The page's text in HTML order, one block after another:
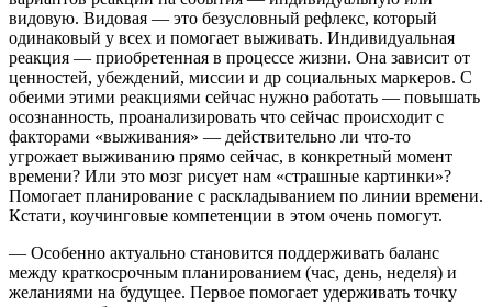
видовую. Видовая — это безусловный рефлекс, который
одинаковый у всех и помогает выживать. Индивидуальная
реакция — приобретенная в процессе жизни. Она зависит от
ценностей, убеждений, миссии и др социальных маркеров. С
обеими этими реакциями сейчас нужно работать — повышать
осознанность, проанализировать что сейчас происходит с
факторами «выживания» — действительно ли что-то
угрожает выживанию прямо сейчас, в конкретный момент
времени? Или это мозг рисует нам «страшные картинки»?
Помогает планирование с раскладыванием по линии времени.
Кстати, коучинговые компетенции в этом очень помогут.
— Особенно актуально становится поддерживать баланс
между краткосрочным планированием (час, день, неделя) и
желаниями на будущее. Первое помогает удерживать точку